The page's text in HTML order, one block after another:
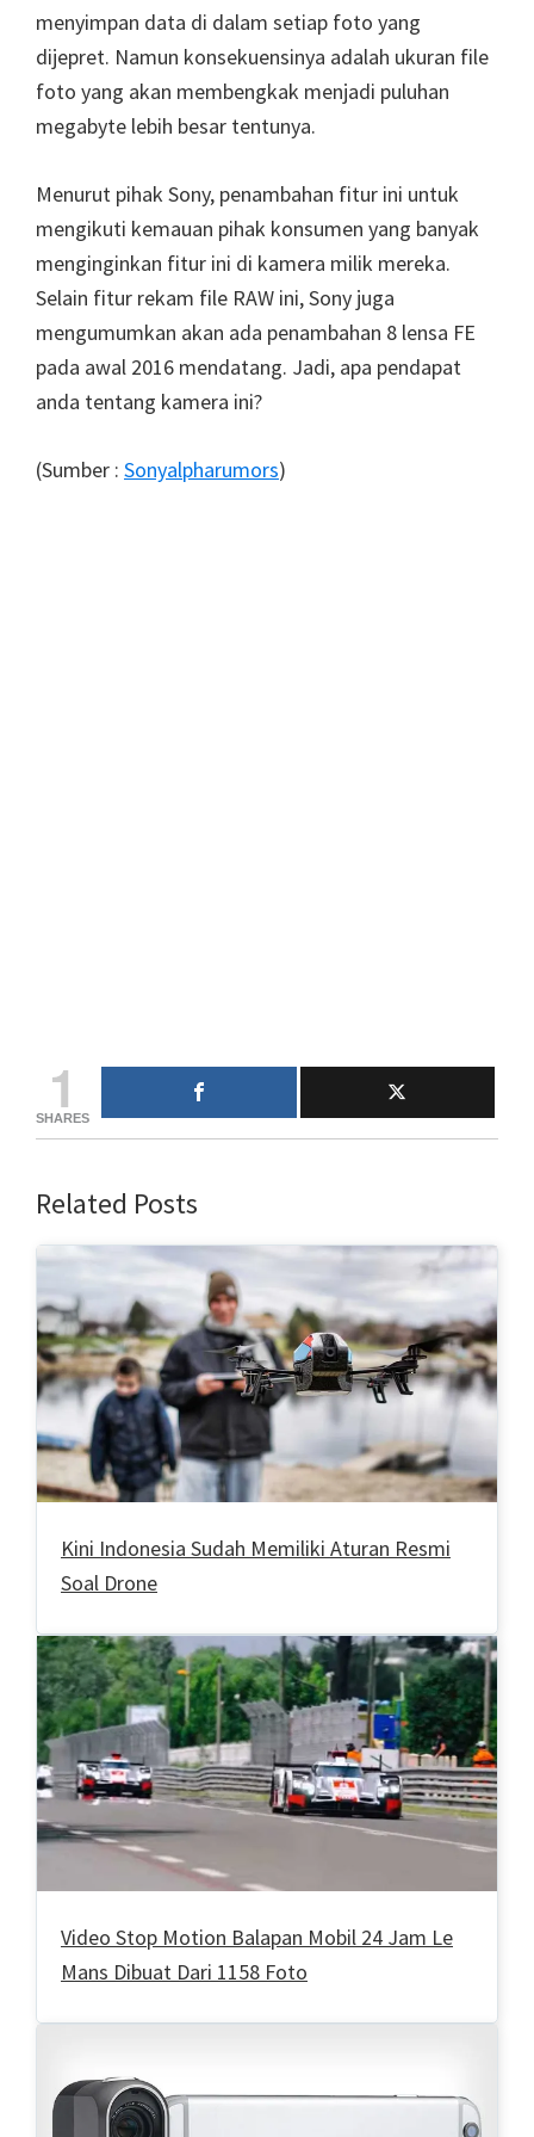
menyimpan data di dalam setiap foto yang
dijepret. Namun konsekuensinya adalah ukuran file
foto yang akan membengkak menjadi puluhan
megabyte lebih besar tentunya.
Menurut pihak Sony, penambahan fitur ini untuk
mengikuti kemauan pihak konsumen yang banyak
menginginkan fitur ini di kamera milik mereka.
Selain fitur rekam file RAW ini, Sony juga
mengumumkan akan ada penambahan 8 lensa FE
pada awal 2016 mendatang. Jadi, apa pendapat
anda tentang kamera ini?
(Sumber : Sonyalpharumors)
1
SHARES
Related Posts
Kini Indonesia Sudah Memiliki Aturan Resmi
Soal Drone
Video Stop Motion Balapan Mobil 24 Jam Le
Mans Dibuat Dari 1158 Foto